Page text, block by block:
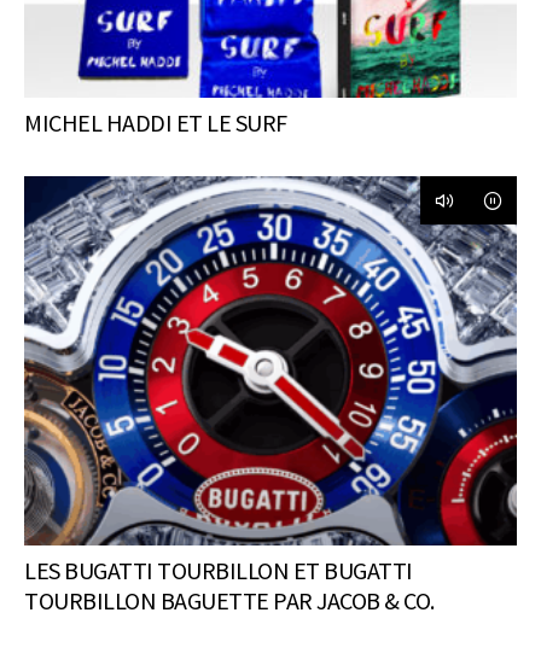
MICHEL HADDI ET LE SURF
LES BUGATTI TOURBILLON ET BUGATTI
TOURBILLON BAGUETTE PAR JACOB & CO.